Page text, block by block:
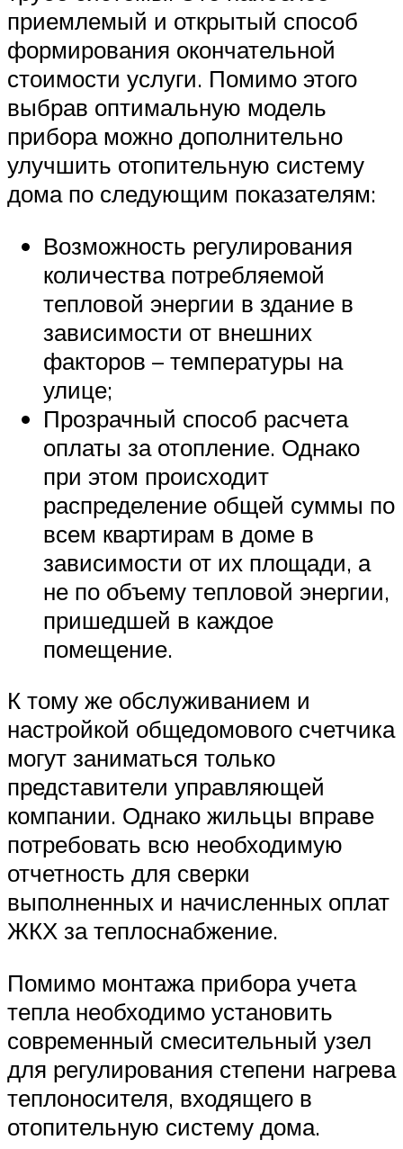
приемлемый и открытый способ
формирования окончательной
стоимости услуги. Помимо этого
выбрав оптимальную модель
прибора можно дополнительно
улучшить отопительную систему
дома по следующим показателям:
Возможность регулирования
количества потребляемой
тепловой энергии в здание в
зависимости от внешних
факторов – температуры на
улице;
Прозрачный способ расчета
оплаты за отопление. Однако
при этом происходит
распределение общей суммы по
всем квартирам в доме в
зависимости от их площади, а
не по объему тепловой энергии,
пришедшей в каждое
помещение.
К тому же обслуживанием и
настройкой общедомового счетчика
могут заниматься только
представители управляющей
компании. Однако жильцы вправе
потребовать всю необходимую
отчетность для сверки
выполненных и начисленных оплат
ЖКХ за теплоснабжение.
Помимо монтажа прибора учета
тепла необходимо установить
современный смесительный узел
для регулирования степени нагрева
теплоносителя, входящего в
отопительную систему дома.